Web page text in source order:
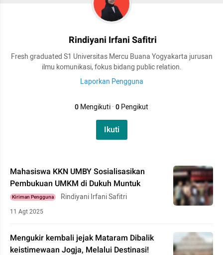
Rindiyani Irfani Safitri
Fresh graduated S1 Universitas Mercu Buana Yogyakarta jurusan
ilmu komunikasi, fokus bidang public relation.
Laporkan Pengguna
0Mengikuti·0Pengikut
Ikuti
Mahasiswa KKN UMBY Sosialisasikan
Pembukuan UMKM di Dukuh Muntuk
Kiriman Pengguna Rindiyani Irfani Safitri
11 Agt 2025
Mengukir kembali jejak Mataram Dibalik
keistimewaan Jogja, Melalui Destinasi!